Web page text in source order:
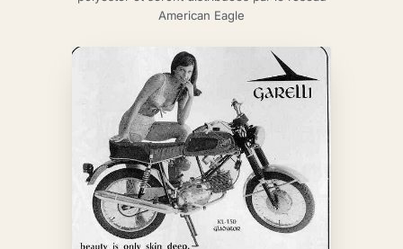
American Eagle